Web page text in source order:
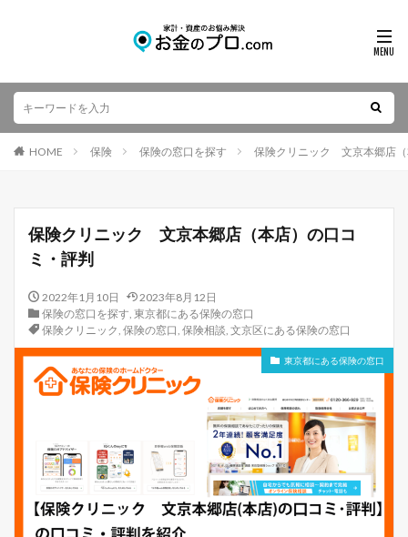
HOME 保険 保険の窓口を探す 保険クリニック 文京本郷店
保険クリニック 文京本郷店（本店）の口コ
ミ・評判
2022年1月10日
2023年8月12日
保険の窓口を探す, 東京都にある保険の窓口
保険クリニック, 保険の窓口, 保険相談, 文京区にある保険の窓口
東京都にある保険の窓口